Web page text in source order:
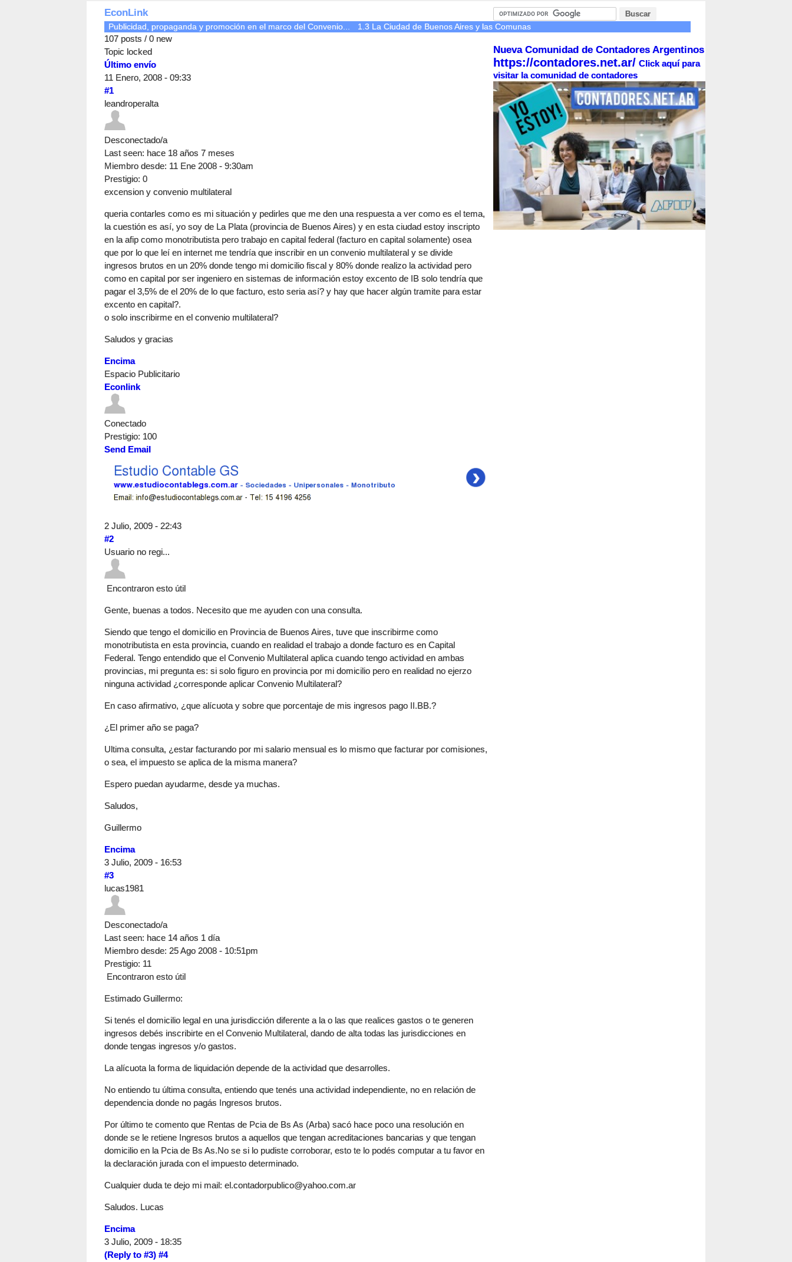
EconLink
Publicidad, propaganda y promoción en el marco del Convenio... 1.3 La Ciudad de Buenos Aires y las Comunas
107 posts / 0 new
Topic locked
Último envío
11 Enero, 2008 - 09:33
#1
leandroperalta
Desconectado/a
Last seen: hace 18 años 7 meses
Miembro desde: 11 Ene 2008 - 9:30am
Prestigio: 0
excension y convenio multilateral
queria contarles como es mi situación y pedirles que me den una respuesta a ver como es el tema,
la cuestión es así, yo soy de La Plata (provincia de Buenos Aires) y en esta ciudad estoy inscripto
en la afip como monotributista pero trabajo en capital federal (facturo en capital solamente) osea
que por lo que leí en internet me tendría que inscribir en un convenio multilateral y se divide
ingresos brutos en un 20% donde tengo mi domicilio fiscal y 80% donde realizo la actividad pero
como en capital por ser ingeniero en sistemas de información estoy excento de IB solo tendría que
pagar el 3,5% de el 20% de lo que facturo, esto seria así? y hay que hacer algún tramite para estar
excento en capital?.
o solo inscribirme en el convenio multilateral?
Saludos y gracias
Encima
Espacio Publicitario
Econlink
Conectado
Prestigio: 100
Send Email
2 Julio, 2009 - 22:43
#2
Usuario no regi...
Encontraron esto útil
Gente, buenas a todos. Necesito que me ayuden con una consulta.
Siendo que tengo el domicilio en Provincia de Buenos Aires, tuve que inscribirme como
monotributista en esta provincia, cuando en realidad el trabajo a donde facturo es en Capital
Federal. Tengo entendido que el Convenio Multilateral aplica cuando tengo actividad en ambas
provincias, mi pregunta es: si solo figuro en provincia por mi domicilio pero en realidad no ejerzo
ninguna actividad ¿corresponde aplicar Convenio Multilateral?
En caso afirmativo, ¿que alícuota y sobre que porcentaje de mis ingresos pago II.BB.?
¿El primer año se paga?
Ultima consulta, ¿estar facturando por mi salario mensual es lo mismo que facturar por comisiones,
o sea, el impuesto se aplica de la misma manera?
Espero puedan ayudarme, desde ya muchas.
Saludos,
Guillermo
Encima
3 Julio, 2009 - 16:53
#3
lucas1981
Desconectado/a
Last seen: hace 14 años 1 día
Miembro desde: 25 Ago 2008 - 10:51pm
Prestigio: 11
Encontraron esto útil
Estimado Guillermo:
Si tenés el domicilio legal en una jurisdicción diferente a la o las que realices gastos o te generen
ingresos debés inscribirte en el Convenio Multilateral, dando de alta todas las jurisdicciones en
donde tengas ingresos y/o gastos.
La alícuota la forma de liquidación depende de la actividad que desarrolles.
No entiendo tu última consulta, entiendo que tenés una actividad independiente, no en relación de
dependencia donde no pagás Ingresos brutos.
Por último te comento que Rentas de Pcia de Bs As (Arba) sacó hace poco una resolución en
donde se le retiene Ingresos brutos a aquellos que tengan acreditaciones bancarias y que tengan
domicilio en la Pcia de Bs As.No se si lo pudiste corroborar, esto te lo podés computar a tu favor en
la declaración jurada con el impuesto determinado.
Cualquier duda te dejo mi mail: el.contadorpublico@yahoo.com.ar
Saludos. Lucas
Encima
3 Julio, 2009 - 18:35
(Reply to #3) #4
Nueva Comunidad de Contadores Argentinos
https://contadores.net.ar/ Click aquí para
visitar la comunidad de contadores